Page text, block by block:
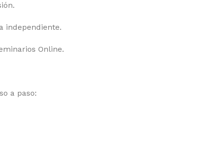
independiente.
Online.
a paso: